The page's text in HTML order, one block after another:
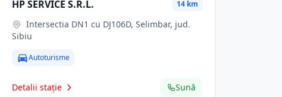
HP SERVICE S.R.L. 14 km
Intersectia DN1 cu DJ106D, Selimbar, jud.
Sibiu
Autoturisme
Detalii stație Sună